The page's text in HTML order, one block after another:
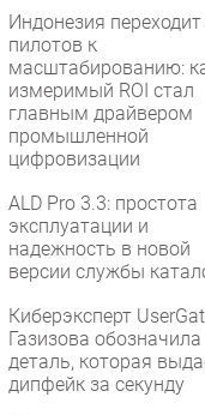
Индонезия переходит
пилотов к
масштабированию:
измеримый ROI стал
главным драйвером
промышленной
цифровизации
ALD Pro 3.3: простота
эксплуатации и
надежность в новой
версии службы
Киберэксперт
Газизова обозначила
деталь, которая
дипфейк за секунду